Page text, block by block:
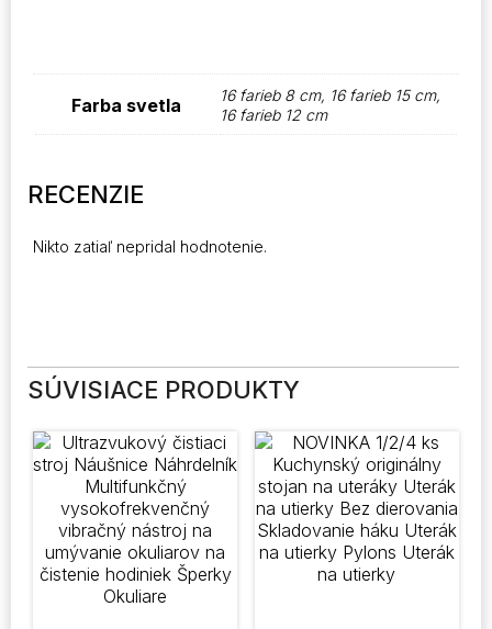
Farba svetla
16 farieb 8 cm, 16 farieb 15 cm,
16 farieb 12 cm
RECENZIE
Nikto zatiaľ nepridal hodnotenie.
SÚVISIACE PRODUKTY